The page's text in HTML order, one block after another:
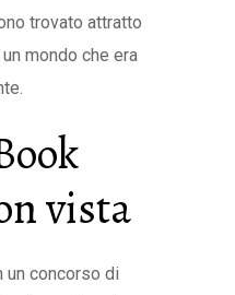
trovato attratto
mondo che era
vista
un concorso di